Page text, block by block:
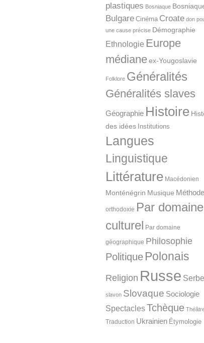
plastiques Bosniaque
Bulgare Cinéma Croate don
une cause précise Démographie
Ethnologie Europe
médianeex-Yougoslavie
Folklore Généralités
Généralités slaves
Géographie Histoire
des idées Institutions
Langues
Linguistique
Littérature Macédonien
Monténégrin Musique Méthode
orthodoxie Par domaine
culturel Par domaine
géographique Philosophie
Politique Polonais
Religion Russe Serbe
slavon Slovaque Sociologie
SpectaclesTchèque
Traduction Ukrainien Étymologie